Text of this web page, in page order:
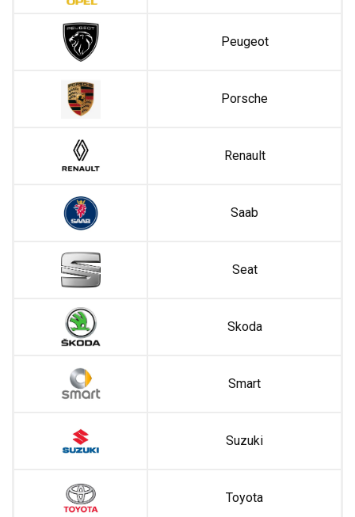
Peugeot
Porsche
Renault
Saab
Seat
Skoda
Smart
Suzuki
Toyota